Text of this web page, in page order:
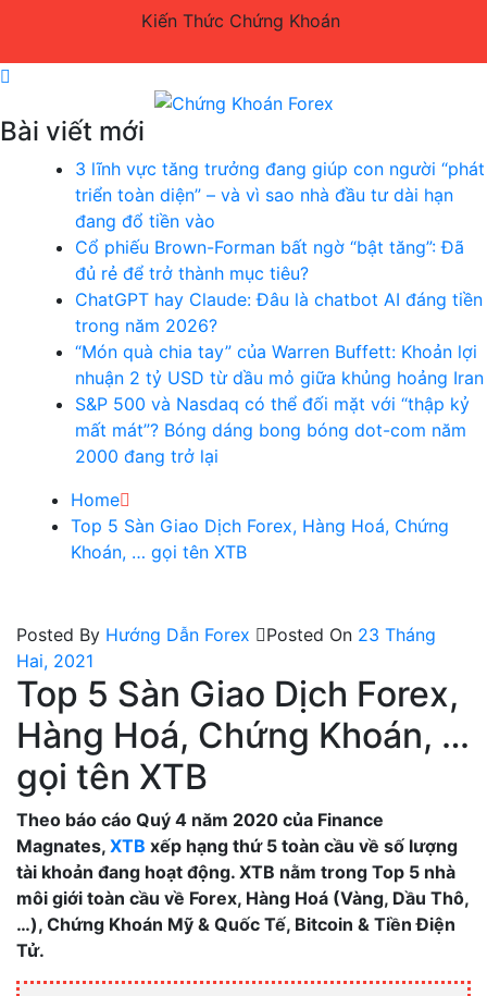
Kiến Thức Chứng Khoán
Chứng Khoán Forex
Blog chia sẻ về Chứng Khoán và Forex
Bài viết mới
3 lĩnh vực tăng trưởng đang giúp con người “phát
triển toàn diện” – và vì sao nhà đầu tư dài hạn
đang đổ tiền vào
Cổ phiếu Brown-Forman bất ngờ “bật tăng”: Đã
đủ rẻ để trở thành mục tiêu?
ChatGPT hay Claude: Đâu là chatbot AI đáng tiền
trong năm 2026?
“Món quà chia tay” của Warren Buffett: Khoản lợi
nhuận 2 tỷ USD từ dầu mỏ giữa khủng hoảng Iran
S&P 500 và Nasdaq có thể đối mặt với “thập kỷ
mất mát”? Bóng dáng bong bóng dot-com năm
2000 đang trở lại
Home
Top 5 Sàn Giao Dịch Forex, Hàng Hoá, Chứng
Khoán, … gọi tên XTB
Posted By Hướng Dẫn Forex Posted On 23 Tháng
Hai, 2021
Top 5 Sàn Giao Dịch Forex,
Hàng Hoá, Chứng Khoán, …
gọi tên XTB
Theo báo cáo Quý 4 năm 2020 của Finance
Magnates, XTB xếp hạng thứ 5 toàn cầu về số lượng
tài khoản đang hoạt động. XTB nằm trong Top 5 nhà
môi giới toàn cầu về Forex, Hàng Hoá (Vàng, Dầu Thô,
…), Chứng Khoán Mỹ & Quốc Tế, Bitcoin & Tiền Điện
Tử.